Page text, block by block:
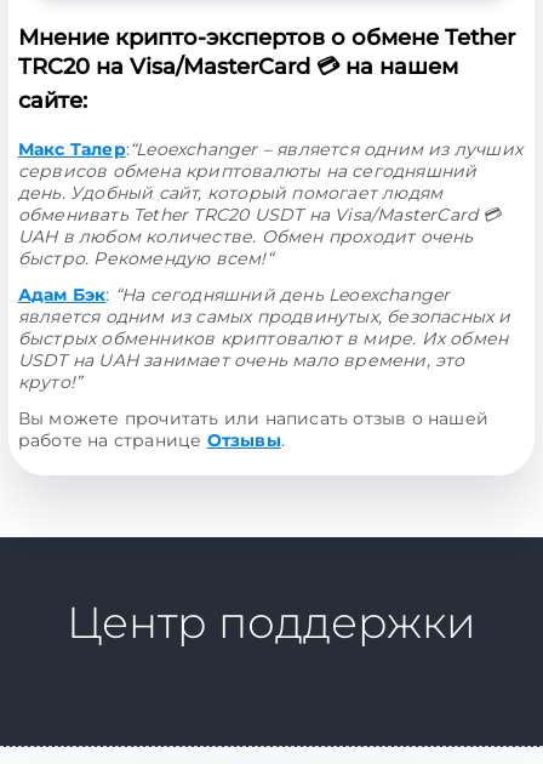
Мнение крипто-экспертов о обмене Tether
TRC20 на Visa/MasterCard 💳 на нашем
сайте:
Макс Талер:“Leoexchanger – является одним из лучших
сервисов обмена криптовалюты на сегодняшний
день. Удобный сайт, который помогает людям
обменивать Tether TRC20 USDT на Visa/MasterCard 💳
UAH в любом количестве. Обмен проходит очень
быстро. Рекомендую всем!“
Адам Бэк: “На сегодняшний день Leoexchanger
является одним из самых продвинутых, безопасных и
быстрых обменников криптовалют в мире. Их обмен
USDT на UAH занимает очень мало времени, это
круто!”
Вы можете прочитать или написать отзыв о нашей
работе на странице Отзывы.
Центр поддержки